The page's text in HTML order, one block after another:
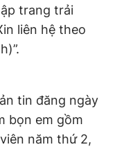
trang trải
liên hệ theo
tin đăng ngày
bọn em gồm
năm thứ 2,